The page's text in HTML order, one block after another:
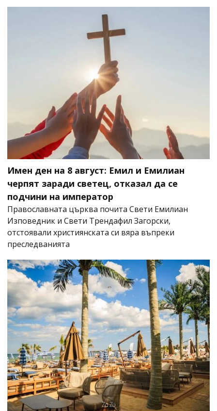
Имен ден на 8 август: Емил и Емилиан
черпят заради светец, отказал да се
подчини на император
Православната църква почита Свети Емилиан
Изповедник и Свети Трендафил Загорски,
отстоявали християнската си вяра въпреки
преследванията